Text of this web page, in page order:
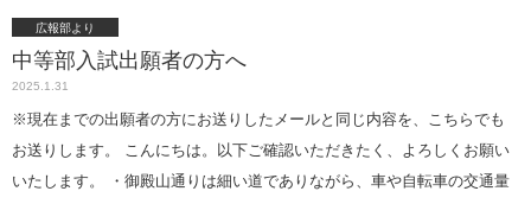
広報部より
中等部入試出願者の方へ
2025.1.31
※現在までの出願者の方にお送りしたメールと同じ内容を、こちらでも
お送りします。 こんにちは。以下ご確認いただきたく、よろしくお願い
いたします。 ・御殿山通りは細い道でありながら、車や自転車の交通量